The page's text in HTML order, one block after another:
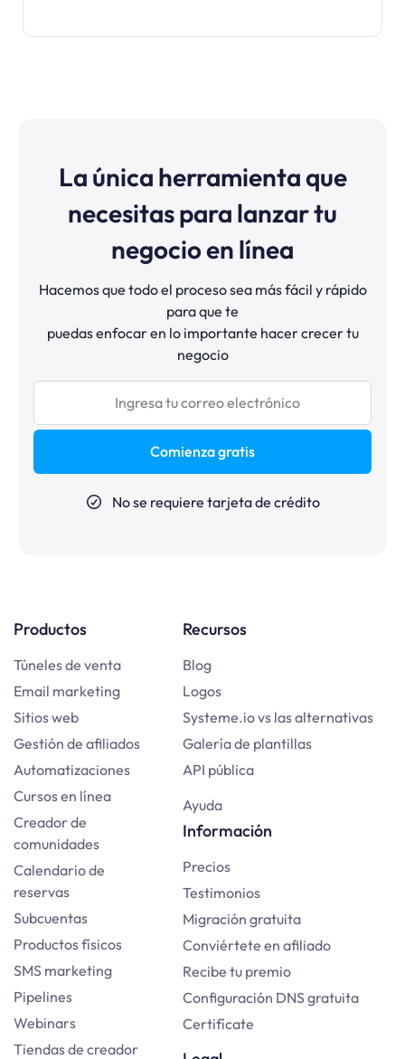
La única herramienta que
necesitas para lanzar tu
negocio en línea
Hacemos que todo el proceso sea más fácil y rápido
para que te
puedas enfocar en lo importante hacer crecer tu
negocio
Comienza gratis
No se requiere tarjeta de crédito
Productos
Túneles de venta
Email marketing
Sitios web
Gestión de afiliados
Automatizaciones
Cursos en línea
Creador de
comunidades
Calendario de
reservas
Subcuentas
Productos físicos
SMS marketing
Pipelines
Webinars
Tiendas de creador
Recursos
Blog
Logos
Systeme.io vs las alternativas
Galería de plantillas
API pública
Ayuda
Información
Precios
Testimonios
Migración gratuita
Conviértete en afiliado
Recibe tu premio
Configuración DNS gratuita
Certifícate